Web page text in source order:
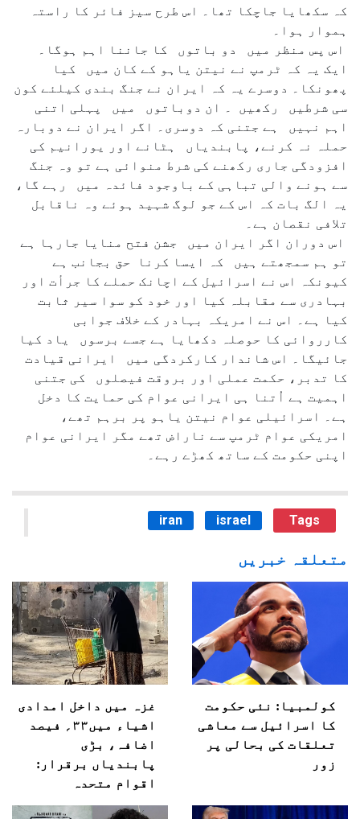
کہ سکھایا جاچکا تھا۔ اس طرح سیز فائر کا راستہ
ہموار ہوا۔
اس پس منظر میں دو باتوں کا جاننا اہم ہوگا۔
ایک یہ کہ ٹرمپ نے نیتن یاہو کے کان میں کیا
پھونکا۔ دوسرے یہ کہ ایران نے جنگ بندی کیلئے کون
سی شرطیں رکھیں ۔ ان دوباتوں میں پہلی اتنی
اہم نہیں ہے جتنی کہ دوسری۔ اگر ایران نے دوبارہ
حملہ نہ کرنے، پابندیاں ہٹانے اور یورانیم کی
افزودگی جاری رکھنے کی شرط منوائی ہے تو وہ جنگ
سے ہونے والی تباہی کے باوجود فائدہ میں رہے گا،
یہ الگ بات کہ اس کے جو لوگ شہید ہوئے وہ ناقابل
تلافی نقصان ہے۔
اس دوران اگر ایران میں جشن فتح منایا جارہا ہے
تو ہم سمجھتے ہیں کہ ایسا کرنا حق بجانب ہے
کیونکہ اس نے اسرائیل کے اچانک حملے کا جرأت اور
بہادری سے مقابلہ کیا اور خود کو سوا سیر ثابت
کیا ہے۔ اس نے امریکہ بہادر کے خلاف جوابی
کارروائی کا حوصلہ دکھایا ہے جسے برسوں یاد کیا
جائیگا۔ اس شاندار کارکردگی میں ایرانی قیادت
کا تدبر، حکمت عملی اور بروقت فیصلوں کی جتنی
اہمیت ہے اُتنا ہی ایرانی عوام کی حمایت کا دخل
ہے۔ اسرائیلی عوام نیتن یاہو پر برہم تھے،
امریکی عوام ٹرمپ سے ناراض تھے مگر ایرانی عوام
اپنی حکومت کے ساتھ کھڑے رہے۔
iran israel Tags
متعلقہ خبریں
کولمبیا: نئی حکومت
کا اسرائیل سے معاشی
تعلقات کی بحالی پر
زور
غزہ میں داخل امدادی
اشیاء میں۳۳؍ فیصد
اضافہ، بڑی
پابندیاں برقرار:
اقوام متحدہ